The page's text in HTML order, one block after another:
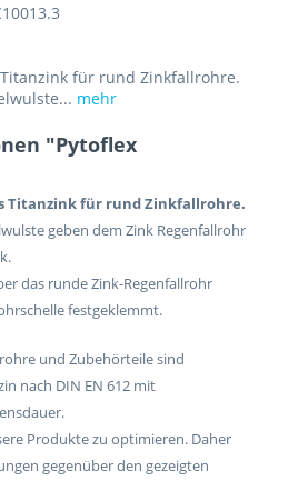
für rund Zinkfallrohre.
mehr
"Pytoflex
Titanzink für rund Zinkfallrohre.
geben dem Zink Regenfallrohr
das runde Zink-Regenfallrohr
festgeklemmt.
und Zubehörteile sind
nach DIN EN 612 mit
Produkte zu optimieren. Daher
gegenüber den gezeigten